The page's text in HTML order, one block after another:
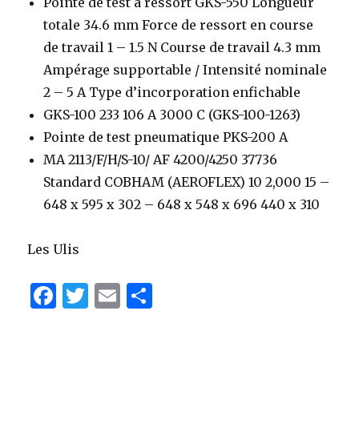
totale 34.6 mm Force de ressort en course
de travail 1 – 1.5 N Course de travail 4.3 mm
Ampérage supportable / Intensité nominale
2 – 5 A Type d’incorporation enfichable
GKS-100 233 106 A 3000 C (GKS-100-1263)
Pointe de test pneumatique PKS-200 A
MA 2113/F/H/S-10/ AF 4200/4250 37736
Standard COBHAM (AEROFLEX) 10 2,000 15 –
648 x 595 x 302 – 648 x 548 x 696 440 x 310
Les Ulis
F
T
E